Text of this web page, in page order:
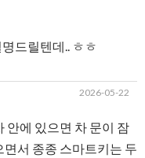
드릴텐데.. ㅎㅎ
2026-05-22
안에 있으면 차 문이 잠
서 종종 스마트키는 두